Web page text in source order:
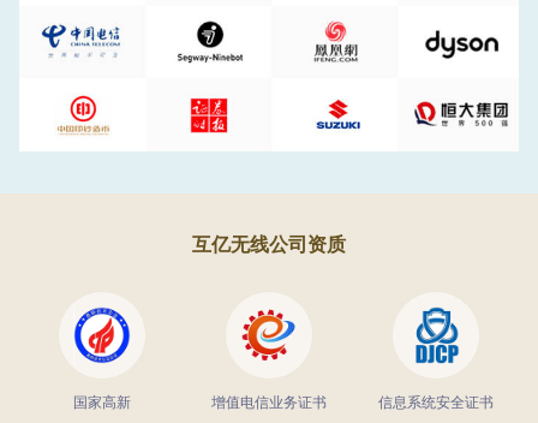
互亿无线公司资质
国家高新 增值电信业务证书 信息系统安全证书